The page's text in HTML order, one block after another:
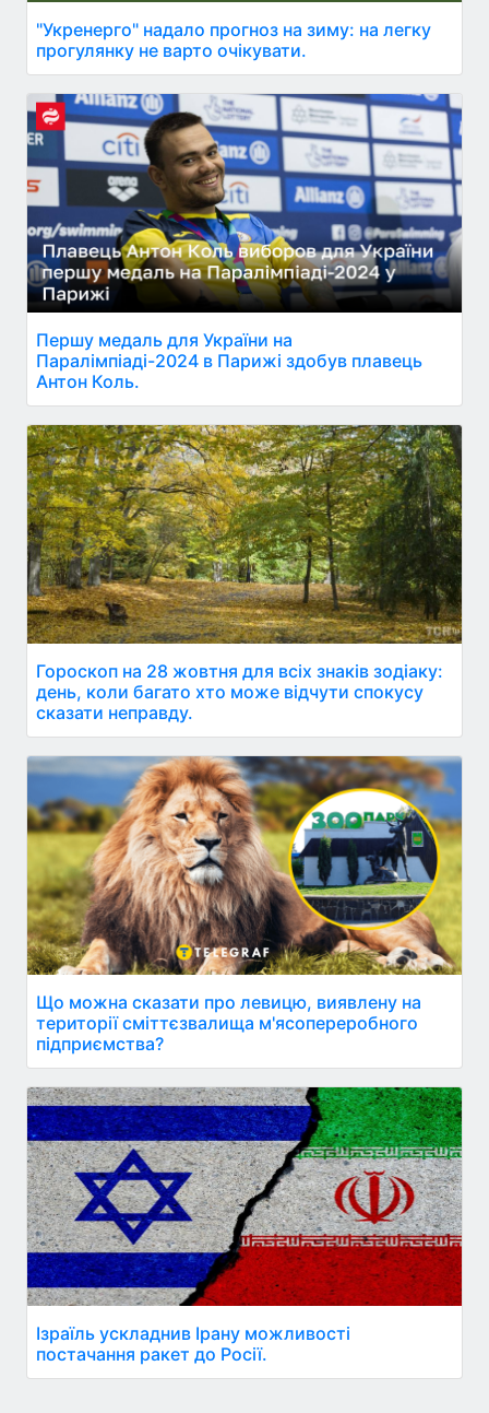
"Укренерго" надало прогноз на зиму: на легку
прогулянку не варто очікувати.
Першу медаль для України на
Паралімпіаді-2024 в Парижі здобув плавець
Антон Коль.
Гороскоп на 28 жовтня для всіх знаків зодіаку:
день, коли багато хто може відчути спокусу
сказати неправду.
Що можна сказати про левицю, виявлену на
території сміттєзвалища м'ясопереробного
підприємства?
Ізраїль ускладнив Ірану можливості
постачання ракет до Росії.